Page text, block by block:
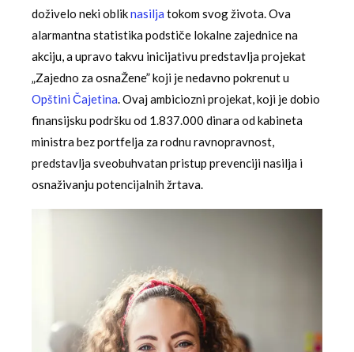
doživelo neki obliknasilja tokom svog života. Ova
alarmantna statistika podstiče lokalne zajednice na
akciju, a upravo takvu inicijativu predstavlja projekat
„Zajedno za osnaŽene” koji je nedavno pokrenut u
Opštini Čajetina. Ovaj ambiciozni projekat, koji je dobio
finansijsku podršku od 1.837.000 dinara od kabineta
ministra bez portfelja za rodnu ravnopravnost,
predstavlja sveobuhvatan pristup prevenciji nasilja i
osnaživanju potencijalnih žrtava.